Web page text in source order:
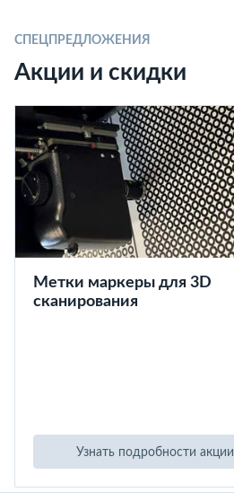
СПЕЦПРЕДЛОЖЕНИЯ
Акции и скидки
Метки маркеры для 3D
сканирования
Узнать подробности акции